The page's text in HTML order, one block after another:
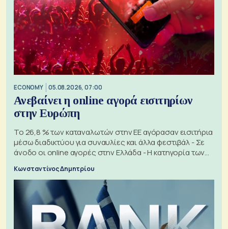
ECONOMY 05.08.2026, 07:00
Ανεβαίνει η online αγορά εισιτηρίων
στην Ευρώπη
Το 26,8 % των καταναλωτών στην ΕΕ αγόρασαν εισιτήρια
μέσω διαδικτύου για συναυλίες και άλλα φεστιβάλ - Σε
άνοδο οι online αγορές στην Ελλάδα - Η κατηγορία των
Κωνσταντίνος Δημητρίου